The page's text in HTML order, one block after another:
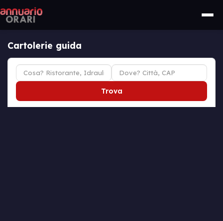
Cartolerie guida
Trova